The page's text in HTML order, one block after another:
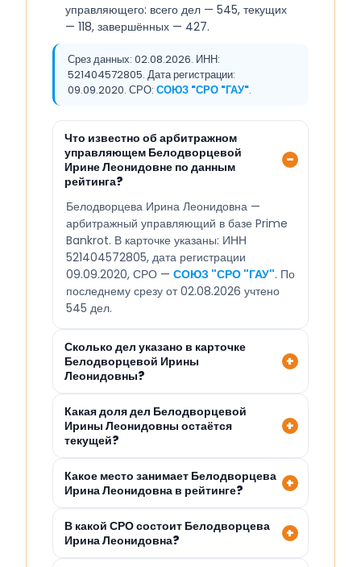
управляющего: всего дел — 545, текущих
— 118, завершённых — 427.
Срез данных: 02.08.2026. ИНН:
521404572805. Дата регистрации:
09.09.2020. СРО: СОЮЗ "СРО "ГАУ".
Что известно об арбитражном
управляющем Белодворцевой
Ирине Леонидовне по данным
рейтинга?
Белодворцева Ирина Леонидовна —
арбитражный управляющий в базе Prime
Bankrot. В карточке указаны: ИНН
521404572805, дата регистрации
09.09.2020, СРО — СОЮЗ "СРО "ГАУ". По
последнему срезу от 02.08.2026 учтено
545 дел.
Сколько дел указано в карточке
Белодворцевой Ирины
Леонидовны?
Какая доля дел Белодворцевой
Ирины Леонидовны остаётся
текущей?
Какое место занимает Белодворцева
Ирина Леонидовна в рейтинге?
В какой СРО состоит Белодворцева
Ирина Леонидовна?